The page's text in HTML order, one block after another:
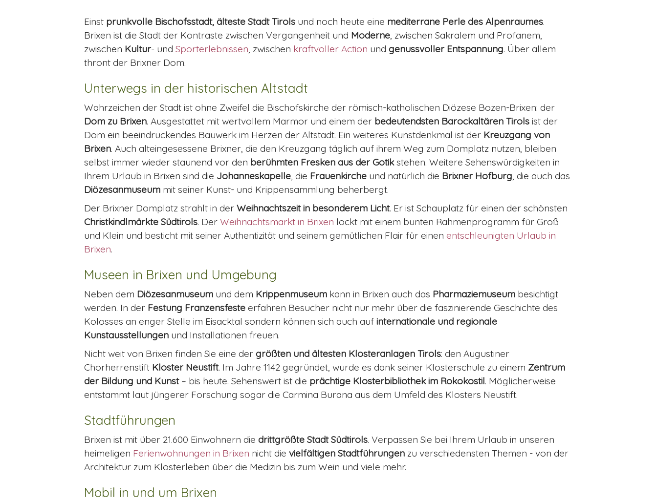
Einst prunkvolle Bischofsstadt, älteste Stadt Tirols und noch heute eine mediterrane Perle des Alpenraumes.
Brixen ist die Stadt der Kontraste zwischen Vergangenheit und Moderne, zwischen Sakralem und Profanem,
zwischen Kultur- und Sporterlebnissen, zwischen kraftvoller Action und genussvoller Entspannung. Über allem
thront der Brixner Dom.
Unterwegs in der historischen Altstadt
Wahrzeichen der Stadt ist ohne Zweifel die Bischofskirche der römisch-katholischen Diözese Bozen-Brixen: der
Dom zu Brixen. Ausgestattet mit wertvollem Marmor und einem der bedeutendsten Barockaltären Tirols ist der
Dom ein beeindruckendes Bauwerk im Herzen der Altstadt. Ein weiteres Kunstdenkmal ist der Kreuzgang von
Brixen. Auch alteingesessene Brixner, die den Kreuzgang täglich auf ihrem Weg zum Domplatz nutzen, bleiben
selbst immer wieder staunend vor den berühmten Fresken aus der Gotikstehen. Weitere Sehenswürdigkeiten in
Ihrem Urlaub in Brixen sind die Johanneskapelle, die Frauenkirche und natürlich die Brixner Hofburg, die auch das
Diözesanmuseum mit seiner Kunst- und Krippensammlung beherbergt.
Der Brixner Domplatz strahlt in der Weihnachtszeit in besonderem Licht. Er ist Schauplatz für einen der schönsten
Christkindlmärkte Südtirols. Der Weihnachtsmarkt in Brixen lockt mit einem bunten Rahmenprogramm für Groß
und Klein und besticht mit seiner Authentizität und seinem gemütlichen Flair für einen entschleunigten Urlaub in
Brixen.
Museen in Brixen und Umgebung
Neben dem Diözesanmuseum und dem Krippenmuseum kann in Brixen auch das Pharmaziemuseum besichtigt
werden. In der Festung Franzensfeste erfahren Besucher nicht nur mehr über die faszinierende Geschichte des
Kolosses an enger Stelle im Eisacktal sondern können sich auch auf internationale und regionale
Kunstausstellungen und Installationen freuen.
Nicht weit von Brixen finden Sie eine der größten und ältesten Klosteranlagen Tirols: den Augustiner
Chorherrenstift Kloster Neustift. Im Jahre 1142 gegründet, wurde es dank seiner Klosterschule zu einem Zentrum
der Bildung und Kunst– bis heute. Sehenswert ist die prächtige Klosterbibliothek im Rokokostil. Möglicherweise
entstammt laut jüngerer Forschung sogar die Carmina Burana aus dem Umfeld des Klosters Neustift.
Stadtführungen
Brixen ist mit über 21.600 Einwohnern die drittgrößte Stadt Südtirols. Verpassen Sie bei Ihrem Urlaub in unseren
heimeligen Ferienwohnungen in Brixen nicht die vielfältigen Stadtführungen zu verschiedensten Themen - von der
Architektur zum Klosterleben über die Medizin bis zum Wein und viele mehr.
Mobil in und um Brixen